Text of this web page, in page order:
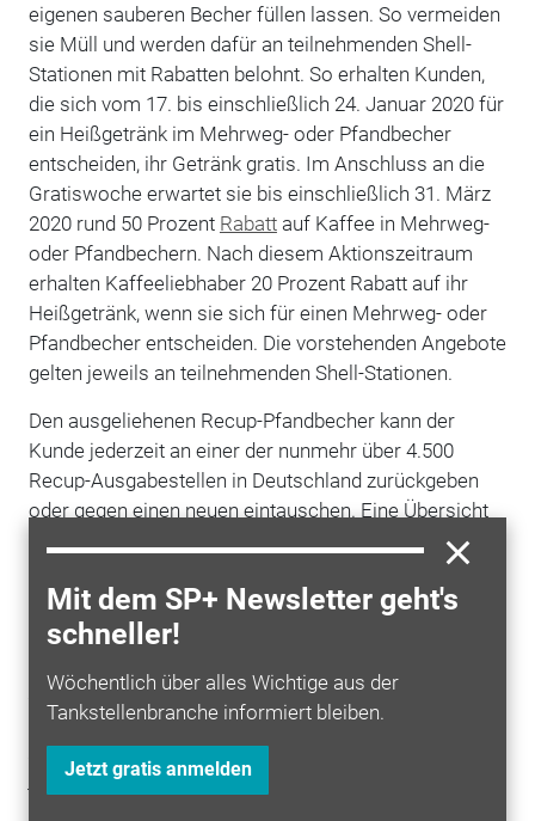
Mit dem SP+ Newsletter geht's
schneller!
Wöchentlich über alles Wichtige aus der
Tankstellenbranche informiert bleiben.
Jetzt gratis anmelden
eigenen sauberen Becher füllen lassen. So vermeiden
sie Müll und werden dafür an teilnehmenden Shell-
Stationen mit Rabatten belohnt. So erhalten Kunden,
die sich vom 17. bis einschließlich 24. Januar 2020 für
ein Heißgetränk im Mehrweg- oder Pfandbecher
entscheiden, ihr Getränk gratis. Im Anschluss an die
Gratiswoche erwartet sie bis einschließlich 31. März
2020 rund 50 Prozent Rabattauf Kaffee in Mehrweg-
oder Pfandbechern. Nach diesem Aktionszeitraum
erhalten Kaffeeliebhaber 20 Prozent Rabatt auf ihr
Heißgetränk, wenn sie sich für einen Mehrweg- oder
Pfandbecher entscheiden. Die vorstehenden Angebote
gelten jeweils an teilnehmenden Shell-Stationen.
Den ausgeliehenen Recup-Pfandbecher kann der
Kunde jederzeit an einer der nunmehr über 4.500
Recup-Ausgabestellen in Deutschland zurückgeben
oder gegen einen neuen eintauschen. Eine Übersicht
hierzu gibt es in der kostenlosen Recup-App. „Mit den
Pfandbechern von Recup wollen wir die Kunden davon
überzeugen, sich gegen Wegwerfbecher und für die
Vermeidung von Müll zu entscheiden“, sagt Jan
Österreichund derSchweiz. „Wir geben ihnen die
Möglichkeit, ohne großen Aufwand etwas für die
Umweltzu tun – und dabei gleichzeitig auch noch bei
jedem Heißgetränk Geld zu sparen.“